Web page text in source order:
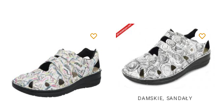
DAMSKIE, SANDAŁY